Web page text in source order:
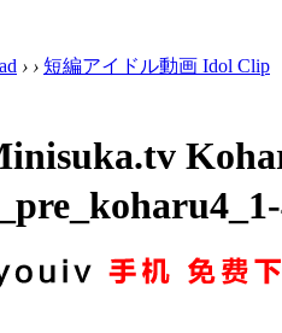
› › 短編アイドル動画 Idol Clip